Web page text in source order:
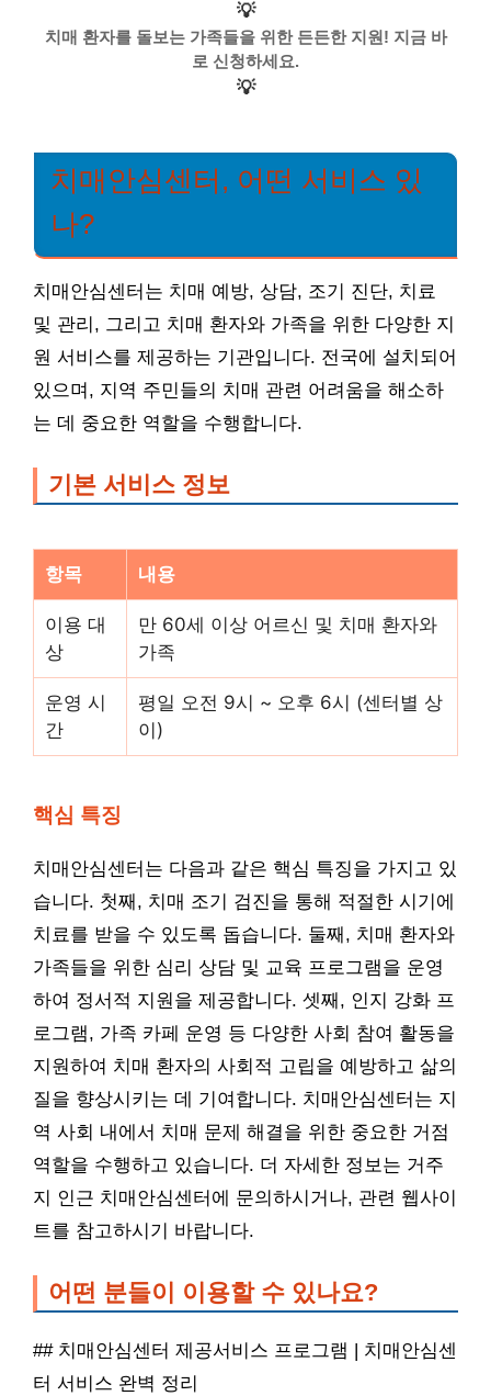
💡
치매 환자를 돌보는 가족들을 위한 든든한 지원! 지금 바
로 신청하세요.
💡
치매안심센터, 어떤 서비스 있
나?
치매안심센터는 치매 예방, 상담, 조기 진단, 치료
및 관리, 그리고 치매 환자와 가족을 위한 다양한 지
원 서비스를 제공하는 기관입니다. 전국에 설치되어
있으며, 지역 주민들의 치매 관련 어려움을 해소하
는 데 중요한 역할을 수행합니다.
기본 서비스 정보
항목 내용
이용 대
상
만 60세 이상 어르신 및 치매 환자와
가족
운영 시
간
평일 오전 9시 ~ 오후 6시 (센터별 상
이)
핵심 특징
치매안심센터는 다음과 같은 핵심 특징을 가지고 있
습니다. 첫째, 치매 조기 검진을 통해 적절한 시기에
치료를 받을 수 있도록 돕습니다. 둘째, 치매 환자와
가족들을 위한 심리 상담 및 교육 프로그램을 운영
하여 정서적 지원을 제공합니다. 셋째, 인지 강화 프
로그램, 가족 카페 운영 등 다양한 사회 참여 활동을
지원하여 치매 환자의 사회적 고립을 예방하고 삶의
질을 향상시키는 데 기여합니다. 치매안심센터는 지
역 사회 내에서 치매 문제 해결을 위한 중요한 거점
역할을 수행하고 있습니다. 더 자세한 정보는 거주
지 인근 치매안심센터에 문의하시거나, 관련 웹사이
트를 참고하시기 바랍니다.
어떤 분들이 이용할 수 있나요?
## 치매안심센터 제공서비스 프로그램 | 치매안심센
터 서비스 완벽 정리